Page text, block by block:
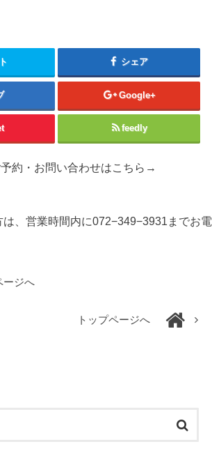
シェア
Google+
feedly
約・お問い合わせはこちら→
、営業時間内に072−349−3931までお電
ージへ
トップページへ